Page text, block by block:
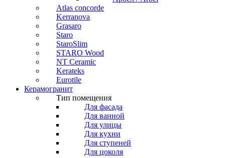
Atlas concorde
Kerranova
Grasaro
Staro
StaroSlim
STARO Wood
NT Ceramic
Kerateks
Eurotile
Керамогранит
Тип помещения
Для фасада
Для ванной
Для улицы
Для кухни
Для ступеней
Для цоколя